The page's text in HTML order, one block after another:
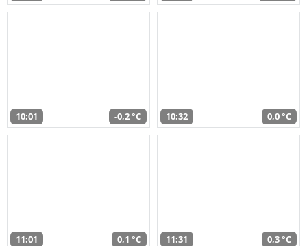
10:01 -0,2 °C 10:32 0,0 °C
11:01 0,1 °C 11:31 0,3 °C